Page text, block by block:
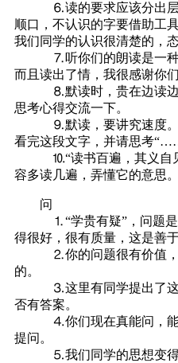
⒍读的要求应该分出层
顺口，不认识的字要借助工
我们同学的认识很清楚的，
⒎听你们的朗读是一种享
而且读出了情，我很感谢你们
⒏默读时，贵在边读边
思考心得交流一下。
⒐默读，要讲究速度。
看完这段文字，并请思考
⒑“读书百遍，其义自见
容多读几遍，弄懂它的意思。
问
⒈“学贵有疑”，问题是
得很好，很有质量，这是善
⒉你的问题很有价值，
的。
⒊这里有同学提出了这
否有答案。
⒋你们现在真能问，能
提问。
⒌我们同学的思想变得